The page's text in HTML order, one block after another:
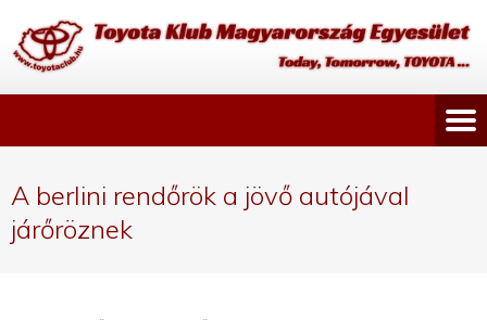
A berlini rendőrök a jövő autójával
járőröznek